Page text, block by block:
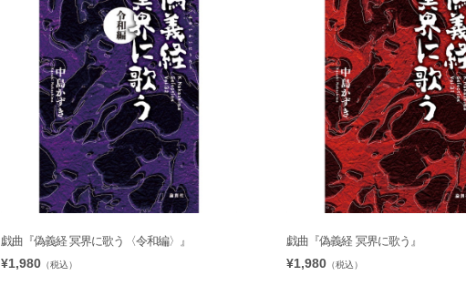
戯曲『偽義経 冥界に歌う〈令和編〉』
¥1,980（税込）
戯曲『偽義経 冥界に歌う』
¥1,980 （税込）